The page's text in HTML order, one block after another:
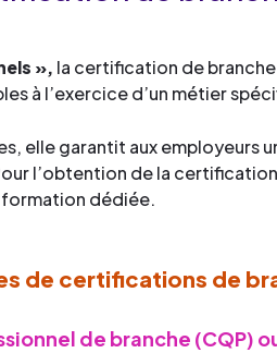
», la certification de
à l’exercice d’un métier
elle garantit aux employeurs
l’obtention de la
formation dédiée.
de certifications de
de branche (CQP)